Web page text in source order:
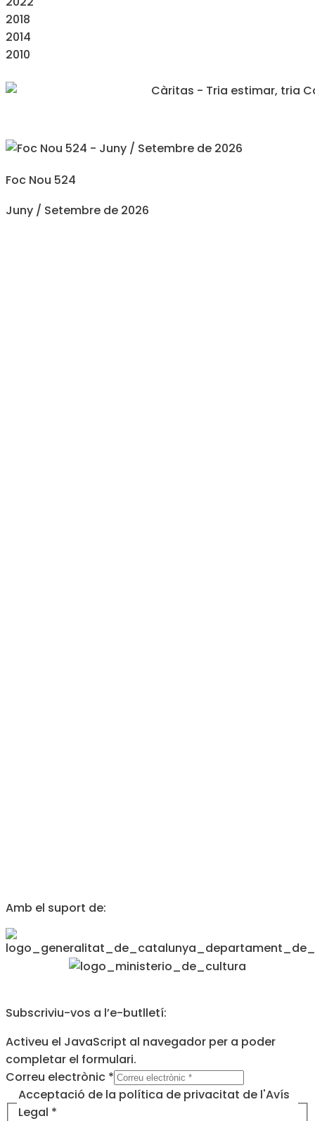
2018
2014
2010
Foc Nou 524
Juny / Setembre de 2026
Amb el suport de:
Subscriviu-vos a l’e-butlletí:
Activeu el JavaScript al navegador per a poder
completar el formulari.
electrònic
de
Correu electrònic *
Acceptació de la política de privacitat de l'Avís
Legal *